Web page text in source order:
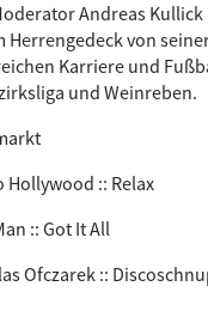
Andreas
Herrengedeck von
Karriere und
und Weinreben.
Hollywood :: Relax
:: Got It All
Ofczarek ::